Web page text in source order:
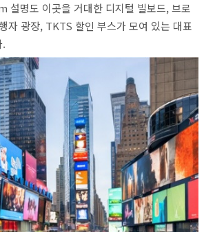
설명도 이곳을 거대한 디지털 빌보드, 브로
자 광장, TKTS 할인 부스가 모여 있는 대표
.